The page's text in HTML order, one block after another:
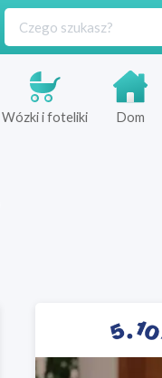
Wózki i foteliki Dom